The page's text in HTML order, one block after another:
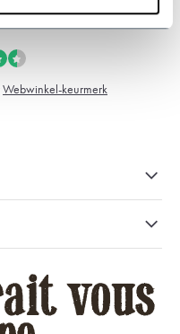
Webwinkel-keurmerk
vous